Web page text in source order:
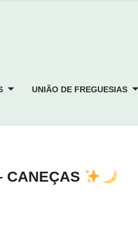
UNIÃO DE FREGUESIAS
CANEÇAS